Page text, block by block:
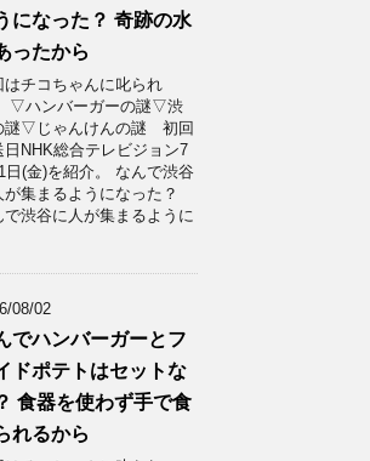
になった？ 奇跡の水
ったから
はチコちゃんに叱られ
ハンバーガーの謎▽渋
謎▽じゃんけんの謎 初回
日NHK総合テレビジョン7
日(金)を紹介。 なんで渋谷
が集まるようになった？
で渋谷に人が集まるように
08/02
でハンバーガーとフ
ドポテトはセットな
食器を使わず手で食
れるから